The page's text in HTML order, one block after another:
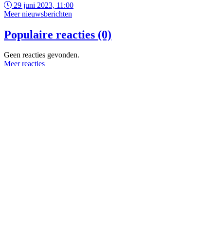
29 juni 2023, 11:00
Meer nieuwsberichten
Populaire reacties (0)
Geen reacties gevonden.
Meer reacties